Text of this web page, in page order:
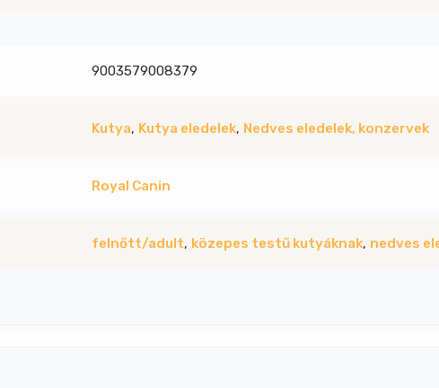
9003579008379
Kutya, Kutya eledelek, Nedves eledelek, konzervek
Royal Canin
felnőtt/adult, közepes testű kutyáknak, nedves